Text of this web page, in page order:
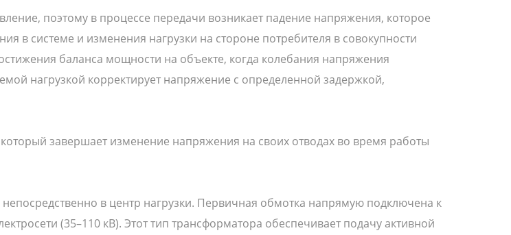
поэтому в процессе передачи возникает падение напряжения, которое
в системе и изменения нагрузки на стороне потребителя в совокупности
баланса мощности на объекте, когда колебания напряжения
нагрузкой корректирует напряжение с определенной задержкой,
завершает изменение напряжения на своих отводах во время работы
в центр нагрузки. Первичная обмотка напрямую подключена к
(35–110 кВ). Этот тип трансформатора обеспечивает подачу активной